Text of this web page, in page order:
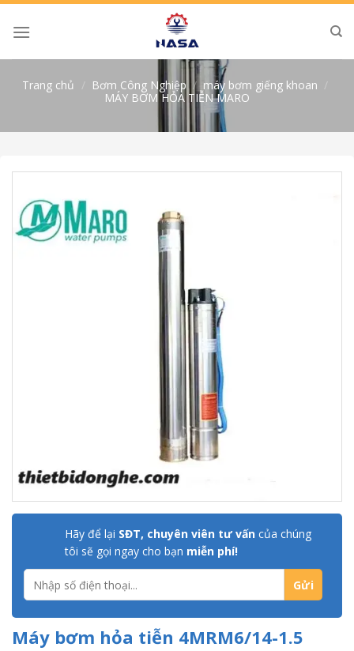
Skip
Trang chủ / Bơm Công Nghiệp / máy bơm giếng khoan /
MÁY BƠM HỎA TIỄN MARO
Hãy để lại SĐT, chuyên viên tư vấn của chúng
tôi sẽ gọi ngay cho bạn miễn phí!
Máy bơm hỏa tiễn 4MRM6/14-1.5